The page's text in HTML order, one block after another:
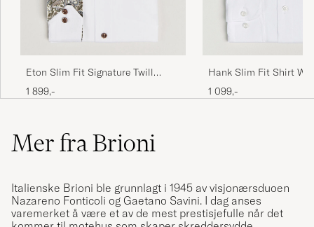
Eton Slim Fit Signature Twill
Contrast Shirt White
1 899,-
Hank Slim Fit Shirt
1 099,-
Mer fra Brioni
Italienske Brioni ble grunnlagt i 1945 av visjonærsduoen
Nazareno Fonticoli og Gaetano Savini. I dag anses
varemerket å være et av de mest prestisjefulle når det